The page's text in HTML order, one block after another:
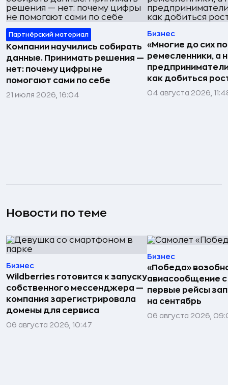
Партнёрский материал
Компании научились собирать
данные. Принимать решения —
нет: почему цифры не
помогают сами по себе
21 июля 2026, 16:04
Бизнес
«Многие до сих
ремесленники, а
как добиться
04 августа 2026,
Новости по теме
Бизнес
Wildberries готовится к запуску
собственного мессенджера —
компания зарегистрировала
домены для сервиса
06 августа 2026, 10:47
Бизнес
«Победа»
авиасообщение
первые рейсы
на сентябрь
06 августа 2026,